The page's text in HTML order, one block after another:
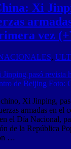
Xi
vez
,
Xi Jinping,
armadas en el
el Día Nacional,
de la República
…